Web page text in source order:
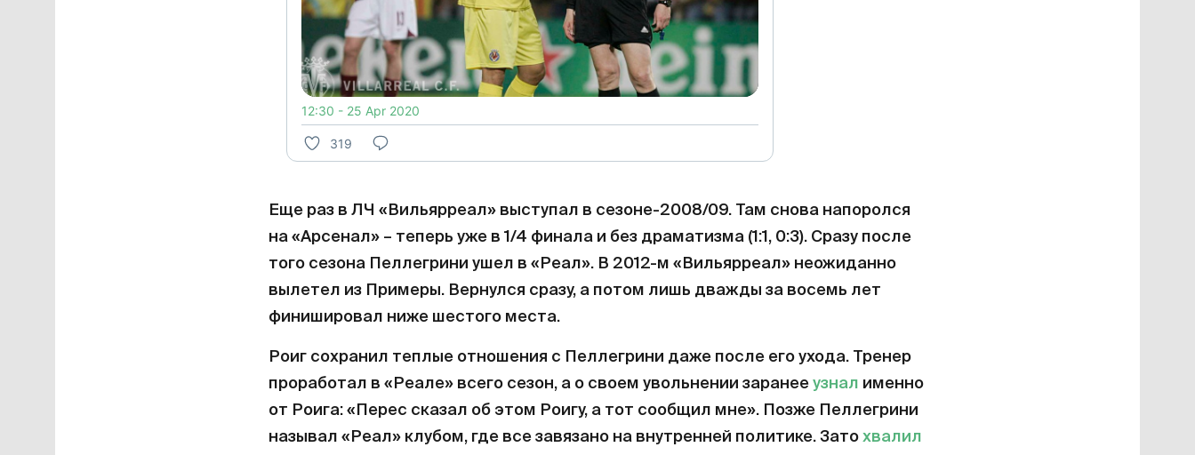
12:30 - 25 Apr 2020
319
Еще раз в ЛЧ «Вильярреал» выступал в сезоне-2008/09. Там снова напоролся
на «Арсенал» – теперь уже в 1/4 финала и без драматизма (1:1, 0:3). Сразу после
того сезона Пеллегрини ушел в «Реал». В 2012-м «Вильярреал» неожиданно
вылетел из Примеры. Вернулся сразу, а потом лишь дважды за восемь лет
финишировал ниже шестого места.
Роиг сохранил теплые отношения с Пеллегрини даже после его ухода. Тренер
проработал в «Реале» всего сезон, а о своем увольнении заранее узнал именно
от Роига: «Перес сказал об этом Роигу, а тот сообщил мне». Позже Пеллегрини
называл «Реал» клубом, где все завязано на внутренней политике. Зато хвалил